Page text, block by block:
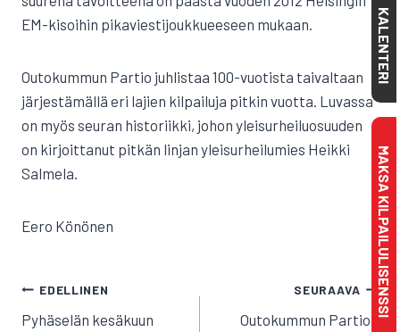
EM-kisoihin pikaviestijoukkueeseen mukaan.
Outokummun Partio juhlistaa 100-vuotista taivaltaan
järjestämällä eri lajien kilpailuja pitkin vuotta. Luvassa
on myös seuran historiikki, johon yleisurheiluosuuden
on kirjoittanut pitkän linjan yleisurheilumies Heikki
Salmela.
Eero Könönen
ARTIKKELIEN
SELAUS
EDELLINEN
Pyhäselän kesäkuun
SEURAAVA
Outokummun Partion
KALENTERI
MAKSA KILPAILULISENSSI